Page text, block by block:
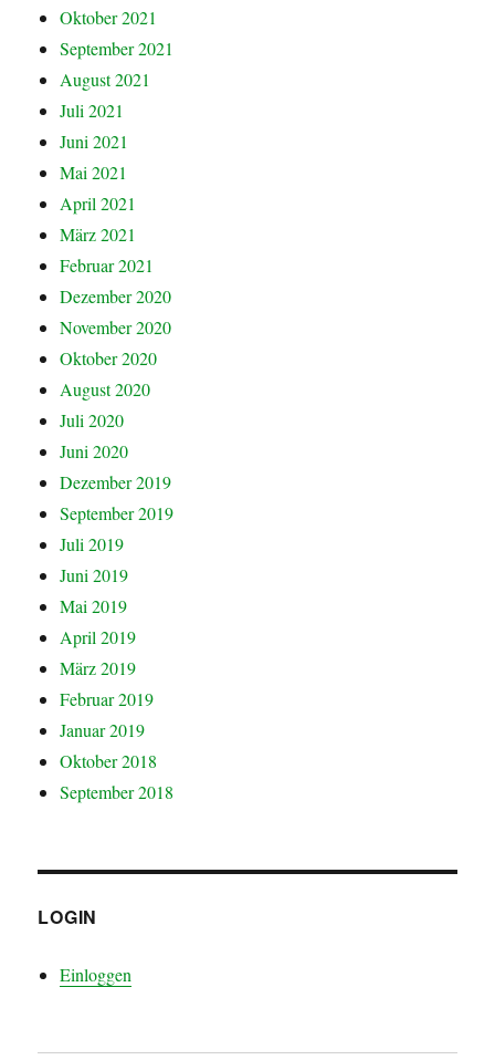
Oktober 2021
September 2021
August 2021
Juli 2021
Juni 2021
Mai 2021
April 2021
März 2021
Februar 2021
Dezember 2020
November 2020
Oktober 2020
August 2020
Juli 2020
Juni 2020
Dezember 2019
September 2019
Juli 2019
Juni 2019
Mai 2019
April 2019
März 2019
Februar 2019
Januar 2019
Oktober 2018
September 2018
LOGIN
Einloggen